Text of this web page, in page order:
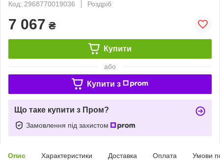
Код: 2968770019036
Роздріб
7 067 ₴
Купити
або
Купити з
Що таке купити з Пром?
Замовлення під захистом
Опис Характеристики Доставка Оплата Умови